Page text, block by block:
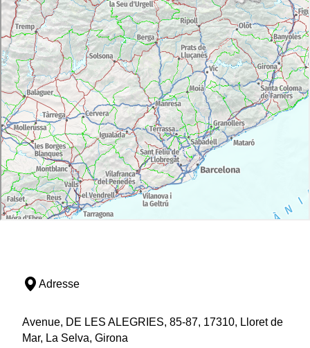
Adresse
Avenue, DE LES ALEGRIES, 85-87, 17310, Lloret de
Mar, La Selva, Girona